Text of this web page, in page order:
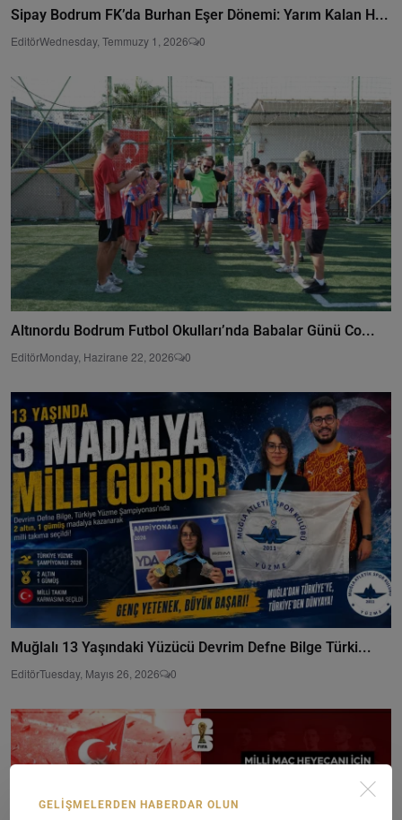
Sipay Bodrum FK’da Burhan Eşer Dönemi: Yarım Kalan H...
EditörWednesday, Temmuzy 1, 2026 0
Altınordu Bodrum Futbol Okulları’nda Babalar Günü Co...
EditörMonday, Hazirane 22, 2026 0
Muğlalı 13 Yaşındaki Yüzücü Devrim Defne Bilge Türki...
EditörTuesday, Mayıs 26, 2026 0
GELIŞMELERDEN HABERDAR OLUN